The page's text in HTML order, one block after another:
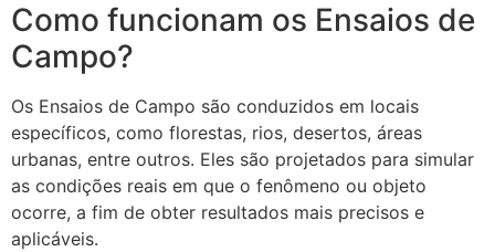
Como funcionam os Ensaios de
Campo?
Os Ensaios de Campo são conduzidos em locais
específicos, como florestas, rios, desertos, áreas
urbanas, entre outros. Eles são projetados para simular
as condições reais em que o fenômeno ou objeto
ocorre, a fim de obter resultados mais precisos e
aplicáveis.